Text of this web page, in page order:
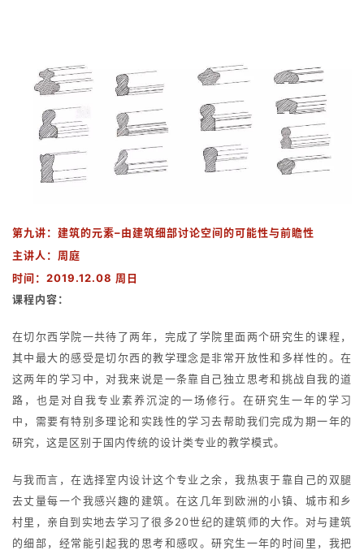
第九讲： 建筑的元素–由建筑细部讨论空间的可能性与前瞻性
主讲人：周庭
时间： 2019.12.08 周日
课程内容：
在切尔西学院一共待了两年，完成了学院里面两个研究生的课程，
其中最大的感受是切尔西的教学理念是非常开放性和多样性的。在
这两年的学习中，对我来说是一条靠自己独立思考和挑战自我的道
路，也是对自我专业素养沉淀的一场修行。在研究生一年的学习
中，需要有特别多理论和实践性的学习去帮助我们完成为期一年的
研究，这是区别于国内传统的设计类专业的教学模式。
与我而言，在选择室内设计这个专业之余，我热衷于靠自己的双腿
去丈量每一个我感兴趣的建筑。在这几年到欧洲的小镇、城市和乡
村里，亲自到实地去学习了很多20世纪的建筑师的大作。对与建筑
的细部，经常能引起我的思考和感叹。研究生一年的时间里，我把